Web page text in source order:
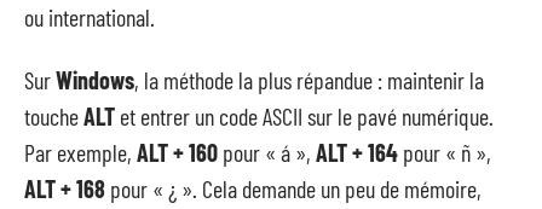
ou international.
SurWindows, la méthode la plus répandue : maintenir la
toucheALT et entrer un code ASCII sur le pavé numérique.
Par exemple, ALT + 160 pour « á », ALT + 164 pour « ñ »,
ALT + 168 pour « ¿ ». Cela demande un peu de mémoire,